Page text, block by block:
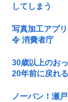
してしまう
写真加工アプ
令 消費者庁
30歳以上のお
20年前に戻れ
ノーバン！瀬